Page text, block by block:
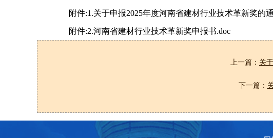
附件:1.关于申报2025年度河南省建材行业技术革新奖的
附件:2.河南省建材行业技术革新奖申报书.doc
上一篇： 关
下一篇：